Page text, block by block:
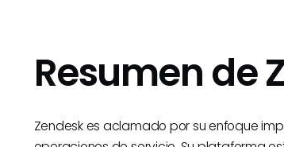
Resumen de
Zendesk es aclamado por su enfoque